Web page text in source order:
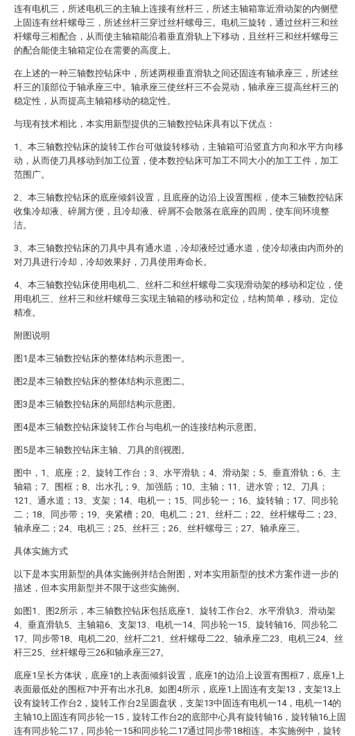
连有电机三，所述电机三的主轴上连接有丝杆三，所述主轴箱靠近滑动架的内侧壁
上固连有丝杆螺母三，所述丝杆三穿过丝杆螺母三。电机三旋转，通过丝杆三和丝
杆螺母三相配合，从而使主轴箱能沿着垂直滑轨上下移动，且丝杆三和丝杆螺母三
的配合能使主轴箱定位在需要的高度上。
在上述的一种三轴数控钻床中，所述两根垂直滑轨之间还固连有轴承座三，所述丝
杆三的顶部位于轴承座三中。轴承座三使丝杆三不会晃动，轴承座三提高丝杆三的
稳定性，从而提高主轴箱移动的稳定性。
与现有技术相比，本实用新型提供的三轴数控钻床具有以下优点：
1、本三轴数控钻床的旋转工作台可做旋转移动，主轴箱可沿竖直方向和水平方向移
动，从而使刀具移动到加工位置，使本数控钻床可加工不同大小的加工工件，加工
范围广。
2、本三轴数控钻床的底座倾斜设置，且底座的边沿上设置围框，使本三轴数控钻床
收集冷却液、碎屑方便，且冷却液、碎屑不会散落在底座的四周，使车间环境整
洁。
3、本三轴数控钻床的刀具中具有通水道，冷却液经过通水道，使冷却液由内而外的
对刀具进行冷却，冷却效果好，刀具使用寿命长。
4、本三轴数控钻床使用电机二、丝杆二和丝杆螺母二实现滑动架的移动和定位，使
用电机三、丝杆三和丝杆螺母三实现主轴箱的移动和定位，结构简单，移动、定位
精准。
附图说明
图1是本三轴数控钻床的整体结构示意图一。
图2是本三轴数控钻床的整体结构示意图二。
图3是本三轴数控钻床的局部结构示意图。
图4是本三轴数控钻床旋转工作台与电机一的连接结构示意图。
图5是本三轴数控钻床主轴、刀具的剖视图。
图中，1、底座；2、旋转工作台；3、水平滑轨；4、滑动架；5、垂直滑轨；6、主
轴箱；7、围框；8、出水孔；9、加强筋；10、主轴；11、进水管；12、刀具；
121、通水道；13、支架；14、电机一；15、同步轮一；16、旋转轴；17、同步轮
二；18、同步带；19、夹紧槽；20、电机二；21、丝杆二；22、丝杆螺母二；23、
轴承座二；24、电机三；25、丝杆三；26、丝杆螺母三；27、轴承座三。
具体实施方式
以下是本实用新型的具体实施例并结合附图，对本实用新型的技术方案作进一步的
描述，但本实用新型并不限于这些实施例。
如图1、图2所示，本三轴数控钻床包括底座1、旋转工作台2、水平滑轨3、滑动架
4、垂直滑轨5、主轴箱6、支架13、电机一14、同步轮一15、旋转轴16、同步轮二
17、同步带18、电机二20、丝杆二21、丝杆螺母二22、轴承座二23、电机三24、丝
杆三25、丝杆螺母三26和轴承座三27。
底座1呈长方体状，底座1的上表面倾斜设置，底座1的边沿上设置有围框7，底座1上
表面最低处的围框7中开有出水孔8。如图4所示，底座1上固连有支架13，支架13上
设有旋转工作台2，旋转工作台2呈圆盘状，支架13中固连有电机一14，电机一14的
主轴10上固连有同步轮一15，旋转工作台2的底部中心具有旋转轴16，旋转轴16上固
连有同步轮二17，同步轮一15和同步轮二17通过同步带18相连。本实施例中，旋转